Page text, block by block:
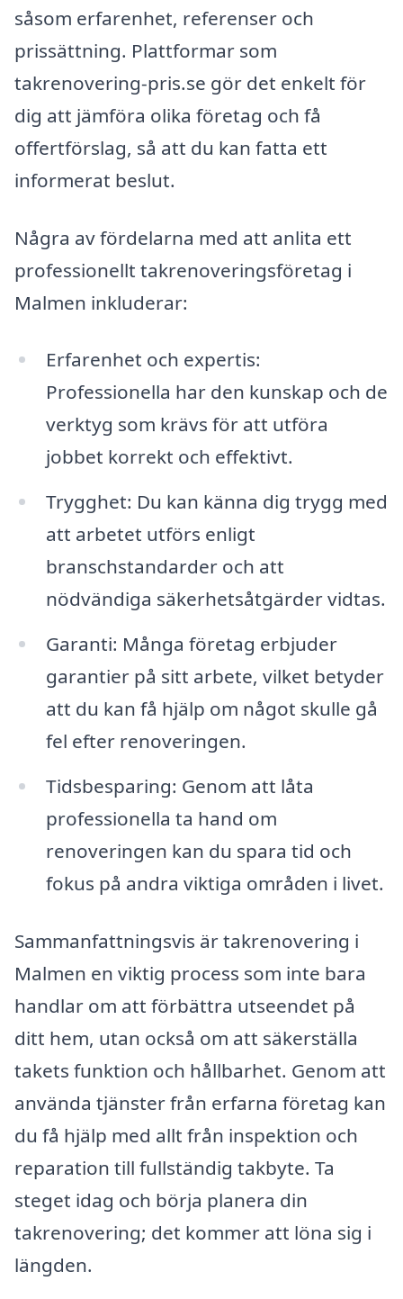
såsom erfarenhet, referenser och
prissättning. Plattformar som
takrenovering-pris.se gör det enkelt för
dig att jämföra olika företag och få
offertförslag, så att du kan fatta ett
informerat beslut.
Några av fördelarna med att anlita ett
professionellt takrenoveringsföretag i
Malmen inkluderar:
Erfarenhet och expertis:
Professionella har den kunskap och de
verktyg som krävs för att utföra
jobbet korrekt och effektivt.
Trygghet: Du kan känna dig trygg med
att arbetet utförs enligt
branschstandarder och att
nödvändiga säkerhetsåtgärder vidtas.
Garanti: Många företag erbjuder
garantier på sitt arbete, vilket betyder
att du kan få hjälp om något skulle gå
fel efter renoveringen.
Tidsbesparing: Genom att låta
professionella ta hand om
renoveringen kan du spara tid och
fokus på andra viktiga områden i livet.
Sammanfattningsvis är takrenovering i
Malmen en viktig process som inte bara
handlar om att förbättra utseendet på
ditt hem, utan också om att säkerställa
takets funktion och hållbarhet. Genom att
använda tjänster från erfarna företag kan
du få hjälp med allt från inspektion och
reparation till fullständig takbyte. Ta
steget idag och börja planera din
takrenovering; det kommer att löna sig i
längden.